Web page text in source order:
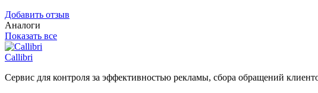
Добавить отзыв
Аналоги
Показать все
Callibri
Сервис для контроля за эффективностью рекламы, сбора обращений